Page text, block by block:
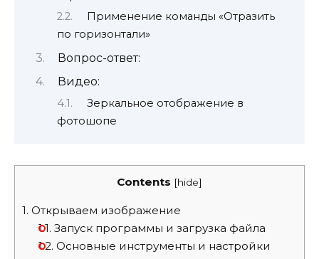
Применение команды «Отразить
по горизонтали»
Вопрос-ответ:
Видео:
Зеркальное отображение в
фотошопе
Contents [hide]
1. Открываем изображение
1.1. Запуск программы и загрузка файла
1.2. Основные инструменты и настройки